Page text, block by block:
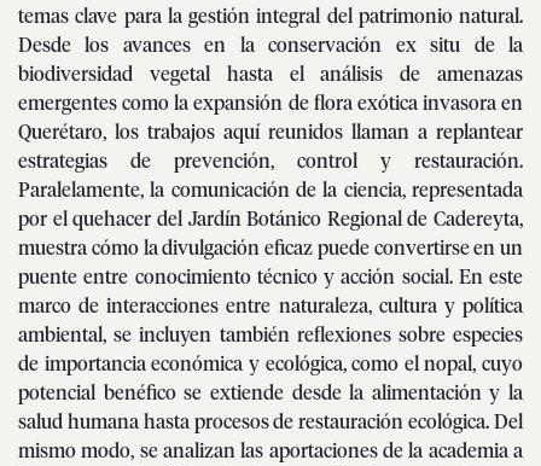
temas clave para la gestión integral del patrimonio natural.
Desde los avances en la conservación ex situ de la
biodiversidad vegetal hasta el análisis de amenazas
emergentes como la expansión de flora exótica invasora en
Querétaro, los trabajos aquí reunidos llaman a replantear
estrategias de prevención, control y restauración.
Paralelamente, la comunicación de la ciencia, representada
por el quehacer del Jardín Botánico Regional de Cadereyta,
muestra cómo la divulgación eficaz puede convertirse en un
puente entre conocimiento técnico y acción social. En este
marco de interacciones entre naturaleza, cultura y política
ambiental, se incluyen también reflexiones sobre especies
de importancia económica y ecológica, como el nopal, cuyo
potencial benéfico se extiende desde la alimentación y la
salud humana hasta procesos de restauración ecológica. Del
mismo modo, se analizan las aportaciones de la academia a